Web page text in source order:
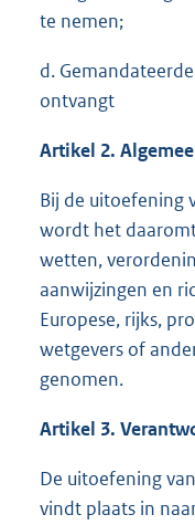
te nemen;
d.
ontvangt
Artikel 2.
Bij de uitoefening
wordt het
wetten,
aanwijzingen en
Europese, rijks,
wetgevers of
genomen.
Artikel 3.
De uitoefening
vindt plaats in